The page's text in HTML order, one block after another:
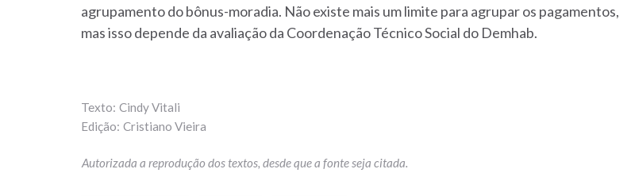
agrupamento do bônus-moradia. Não existe mais um limite para agrupar os pagamentos,
mas isso depende da avaliação da Coordenação Técnico Social do Demhab.
Cindy Vitali
Cristiano Vieira